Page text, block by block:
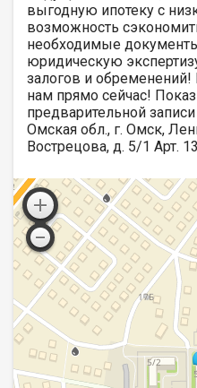
выгодную ипотеку с
возможность
необходимые
юридическую
залогов и обременений!
нам прямо сейчас!
предварительной
Омская обл., г. Омск,
Вострецова, д. 5/1 Арт.